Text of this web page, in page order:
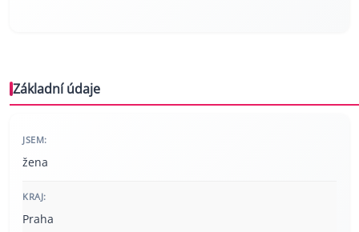
Základní údaje
JSEM:
žena
KRAJ:
Praha